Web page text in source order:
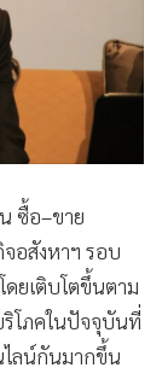
ซื้อ–ขาย
อสังหาฯ รอบ
ยเติบโตขึ้นตาม
โภคในปัจจุบันที่
ไลน์กันมากขึ้น